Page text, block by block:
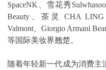
SpaceNK、雪花秀
Beauty、茶灵 CHA
Valmont、Giorgio Armani
等国际美妆界翘楚。
随着年轻新一代成为消费